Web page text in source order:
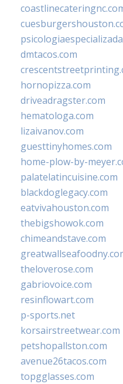
dmtacos.com
hornopizza.com
driveadragster.com
hematologa.com
lizaivanov.com
guesttinyhomes.com
home-plow-by-
palatelatincuisine.com
blackdoglegacy.com
eatvivahouston.com
thebigshowok.com
chimeandstave.com
theloverose.com
gabriovoice.com
resinflowart.com
p-sports.net
korsairstreetwear.com
petshopallston.com
avenue26tacos.com
topgglasses.com